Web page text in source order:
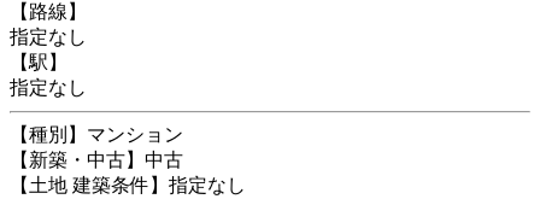
【路線】
指定なし
【駅】
指定なし
【種別】マンション
【新築・中古】中古
【土地 建築条件】指定なし